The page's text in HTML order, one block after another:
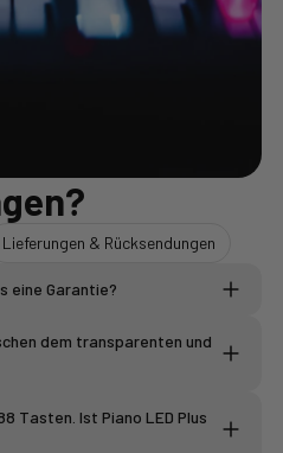
Lieferungen & Rücksendungen
eine Garantie?
Garantiedem transparenten und
Tasten. Ist Piano LED Plus